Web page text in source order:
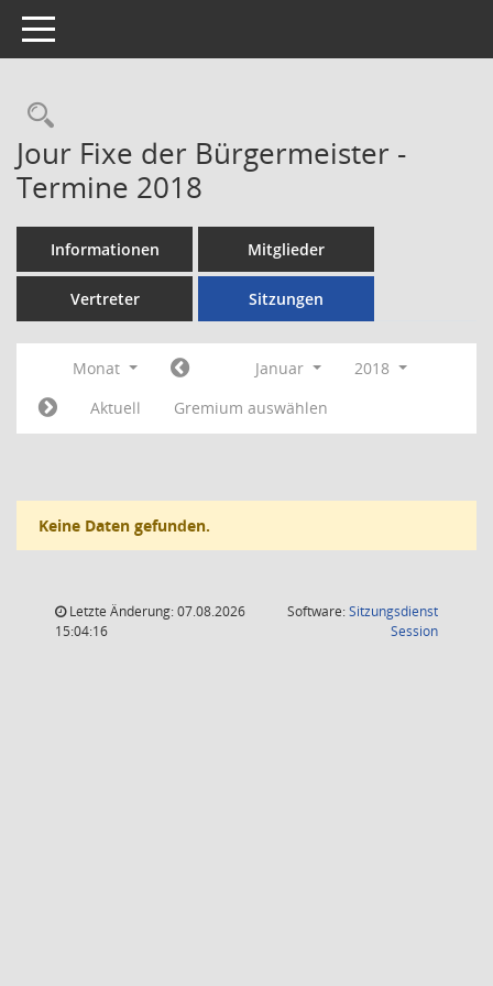
Toggle navigation
Rechercheauswahl
Jour Fixe der Bürgermeister -
Termine 2018
Informationen Mitglieder
Vertreter Sitzungen
Monat Januar
2018
Aktuell
Gremium auswählen
Keine Daten gefunden.
Letzte Änderung: 07.08.2026
15:04:16
Software:Sitzungsdienst
Session(Wird in